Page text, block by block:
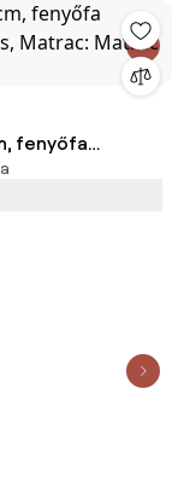
fenyőfa
Matrac: